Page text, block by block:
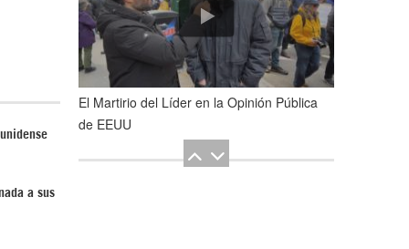
a sus
El Martirio del Líder en la Opinión Pública
de EEUU